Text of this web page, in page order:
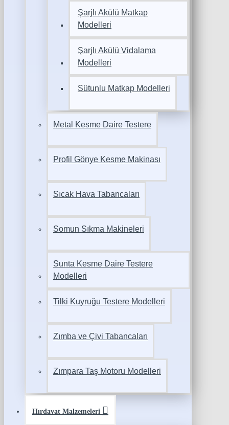
Şarjlı Akülü Matkap
Modelleri
Şarjlı Akülü Vidalama
Modelleri
Sütunlu Matkap Modelleri
Metal Kesme Daire Testere
Profil Gönye Kesme Makinası
Sıcak Hava Tabancaları
Somun Sıkma Makineleri
Sunta Kesme Daire Testere
Modelleri
Tilki Kuyruğu Testere Modelleri
Zımba ve Çivi Tabancaları
Zımpara Taş Motoru Modelleri
Hırdavat Malzemeleri